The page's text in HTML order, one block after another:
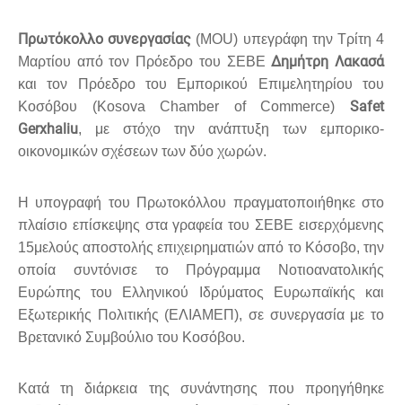
Πρωτόκολλο συνεργασίας (MOU) υπεγράφη την Τρίτη 4
Μαρτίου από τον Πρόεδρο του ΣΕΒΕΔημήτρη Λακασά
και τον Πρόεδρο του Εμπορικού Επιμελητηρίου του
Κοσόβου (Kosova Chamber of Commerce) Safet
Gerxhaliu, με στόχο την ανάπτυξη των εμπορικο-
οικονομικών σχέσεων των δύο χωρών.
Η υπογραφή του Πρωτοκόλλου πραγματοποιήθηκε στο
πλαίσιο επίσκεψης στα γραφεία του ΣΕΒΕ εισερχόμενης
15μελούς αποστολής επιχειρηματιών από το Κόσοβο, την
οποία συντόνισε το Πρόγραμμα Νοτιοανατολικής
Ευρώπης του Ελληνικού Ιδρύματος Ευρωπαϊκής και
Εξωτερικής Πολιτικής (ΕΛΙΑΜΕΠ), σε συνεργασία με το
Βρετανικό Συμβούλιο του Κοσόβου.
Κατά τη διάρκεια της συνάντησης που προηγήθηκε